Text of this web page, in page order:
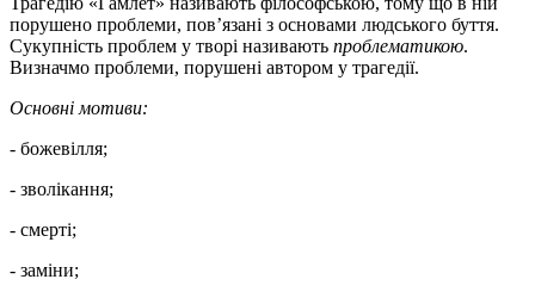
порушено проблеми, пов’язані з основами людського буття.
Сукупність проблем у творі називають проблематикою.
Визначмо проблеми, порушені автором у трагедії.
Основні мотиви:
- божевілля;
- зволікання;
- смерті;
- заміни;